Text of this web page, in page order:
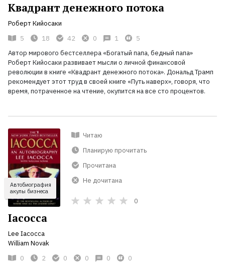
Квадрант денежного потока
Роберт Кийосаки
5
18 42 0 1
5
Автор мирового бестселлера «Богатый папа, бедный папа»
Роберт Кийосаки развивает мысли о личной финансовой
революции в книге «Квадрант денежного потока». Дональд Трамп
рекомендует этот труд в своей книге «Путь наверх», говоря, что
время, потраченное на чтение, окупится на все сто процентов.
Автобиография
акулы бизнеса
Читаю
Планирую прочитать
Прочитана
Не дочитана
0
Iacocca
Lee Iacocca
William Novak
0
2 0 0 0
0